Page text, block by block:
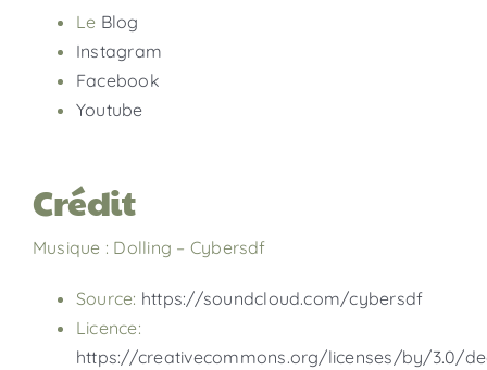
Le Blog
Instagram
Facebook
Youtube
Crédit
Musique : Dolling – Cybersdf
Source: https://soundcloud.com/cybersdf
Licence:
https://creativecommons.org/licenses/by/3.0/